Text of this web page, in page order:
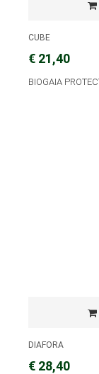
CUBE
€ 21,40
BIOGAIA
DIAFORA
€ 28,40